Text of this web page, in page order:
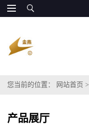
您当前的位置： 网站首页 >
产品展厅